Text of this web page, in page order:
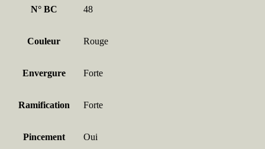
N° BC 48
Couleur Rouge
Envergure Forte
Ramification Forte
Pincement Oui